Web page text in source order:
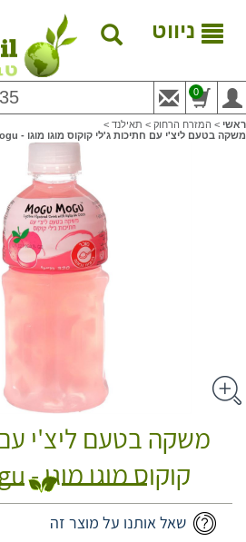
ניווט
0
ראשי > המזרח הרחוק > תאילנד >
משקה בטעם ליצ'י עם חתיכות ג'לי קוקוס מוגו מוגו - Mogu Mogu
משקה בטעם ליצ'י
קוקוס מוגו מוגו - Mogu Mogu
שאל אותנו על מוצר זה